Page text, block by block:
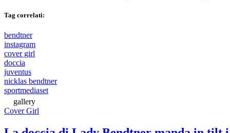
Tag correlati:
bendtner
instagram
cover girl
doccia
juventus
nicklas bendtner
sportmediaset
gallery
Cover Girl